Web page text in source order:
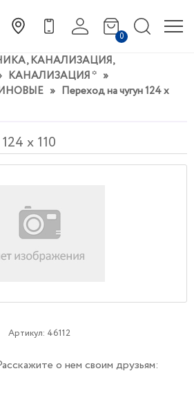
0
КАНАЛИЗАЦИЯ,
КАНАЛИЗАЦИЯ * »
» Переход на чугун 124 х
х 110
Артикул: 46112
о нем своим друзьям: